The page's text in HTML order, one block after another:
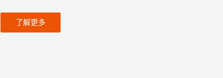
了解更多